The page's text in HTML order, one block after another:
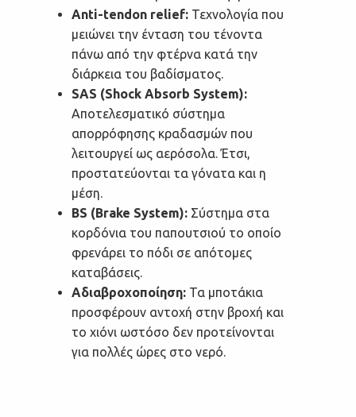
Anti-tendon relief: Τεχνολογία που
μειώνει την ένταση του τένοντα
πάνω από την φτέρνα κατά την
διάρκεια του βαδίσματος.
SAS (Shock Absorb System):
Αποτελεσματικό σύστημα
απορρόφησης κραδασμών που
λειτουργεί ως αερόσολα. Έτσι,
προστατεύονται τα γόνατα και η
μέση.
BS (Brake System): Σύστημα στα
κορδόνια του παπουτσιού το οποίο
φρενάρει το πόδι σε απότομες
καταβάσεις.
Αδιαβροχοποίηση: Τα μποτάκια
προσφέρουν αντοχή στην βροχή και
το χιόνι ωστόσο δεν προτείνονται
για πολλές ώρες στο νερό.